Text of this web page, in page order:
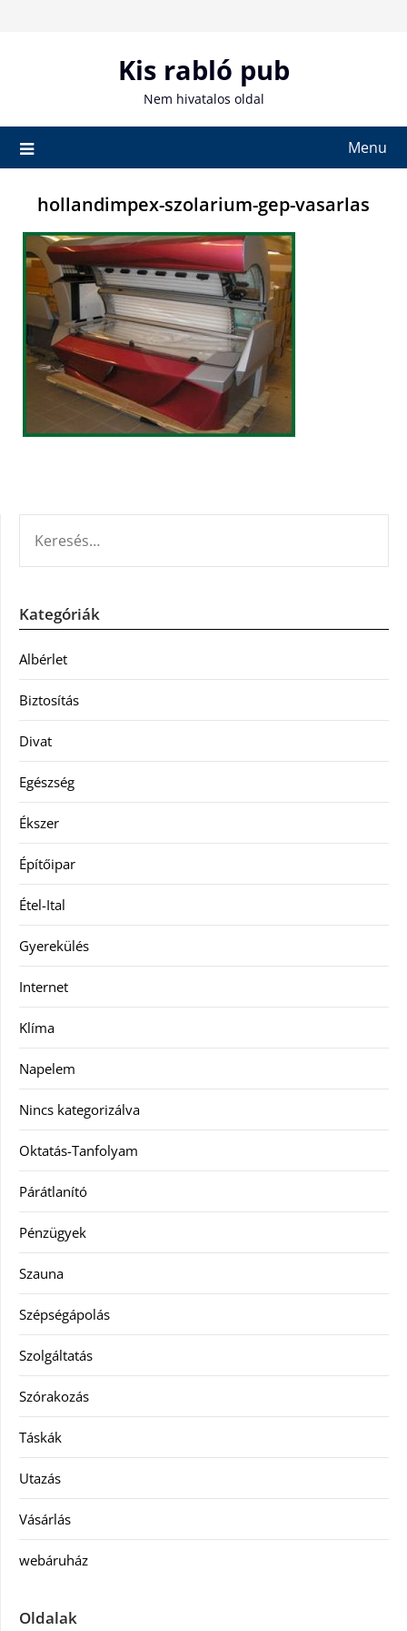
Kis rabló pub
Nem hivatalos oldal
Menu
hollandimpex-szolarium-gep-vasarlas
Kategóriák
Albérlet
Biztosítás
Divat
Egészség
Ékszer
Építőipar
Étel-Ital
Gyerekülés
Internet
Klíma
Napelem
Nincs kategorizálva
Oktatás-Tanfolyam
Párátlanító
Pénzügyek
Szauna
Szépségápolás
Szolgáltatás
Szórakozás
Táskák
Utazás
Vásárlás
webáruház
Oldalak